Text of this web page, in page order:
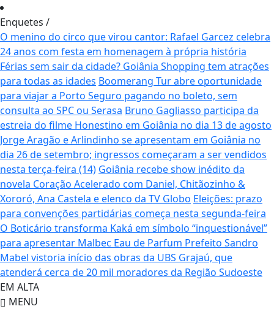
Enquetes /
O menino do circo que virou cantor: Rafael Garcez celebra
24 anos com festa em homenagem à própria história
Férias sem sair da cidade? Goiânia Shopping tem atrações
para todas as idades Boomerang Tur abre oportunidade
para viajar a Porto Seguro pagando no boleto, sem
consulta ao SPC ou Serasa Bruno Gagliasso participa da
estreia do filme Honestino em Goiânia no dia 13 de agosto
Jorge Aragão e Arlindinho se apresentam em Goiânia no
dia 26 de setembro; ingressos começaram a ser vendidos
nesta terça-feira (14) Goiânia recebe show inédito da
novela Coração Acelerado com Daniel, Chitãozinho &
Xororó, Ana Castela e elenco da TV Globo Eleições: prazo
para convenções partidárias começa nesta segunda-feira
O Boticário transforma Kaká em símbolo “inquestionável”
para apresentar Malbec Eau de Parfum Prefeito Sandro
Mabel vistoria início das obras da UBS Grajaú, que
atenderá cerca de 20 mil moradores da Região Sudoeste
EM ALTA
MENU